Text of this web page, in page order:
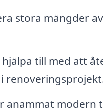
stora mängder
hjälpa till med att
anammat modern